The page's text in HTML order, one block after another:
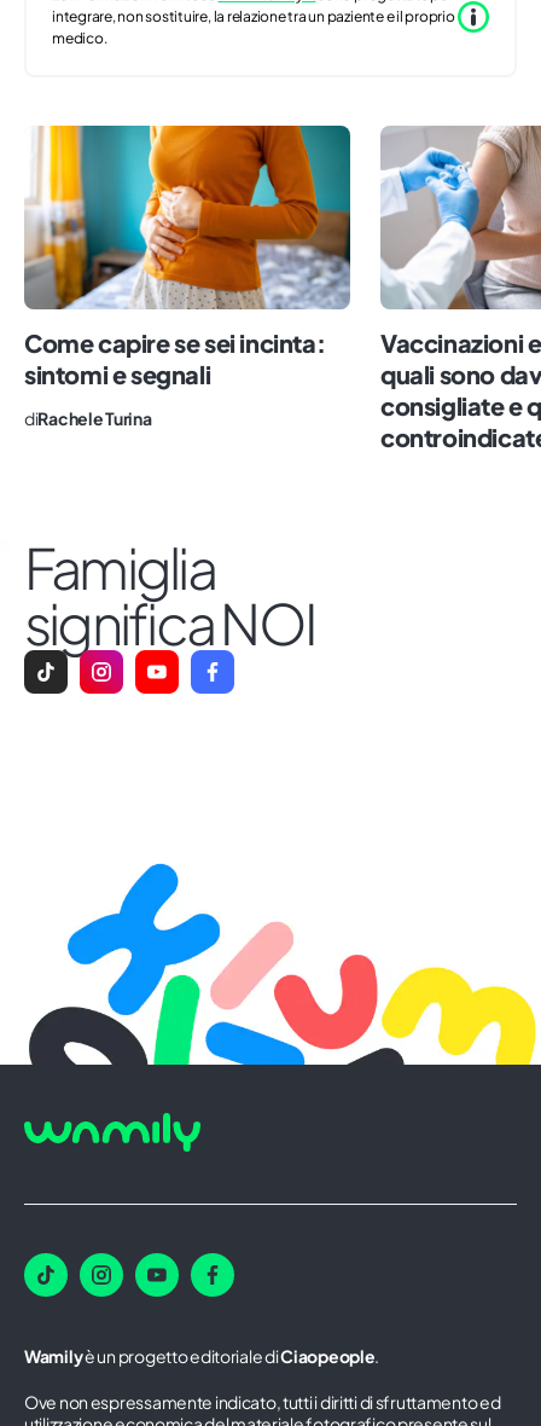
integrare, non sostituire, la relazione tra un paziente e il proprio
medico.
Come capire se sei incinta:
sintomi e segnali
diRachele Turina
Vaccinazioni
quali sono
consigliate e
Famiglia
significa NOI
Wamilyè un progetto editoriale diCiaopeople.
Ove non espressamente indicato, tutti i diritti di sfruttamento ed